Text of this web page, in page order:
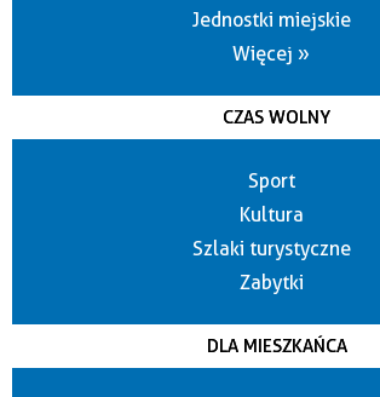
Jednostki miejskie
Więcej »
CZAS WOLNY
Sport
Kultura
Szlaki turystyczne
Zabytki
DLA MIESZKAŃCA